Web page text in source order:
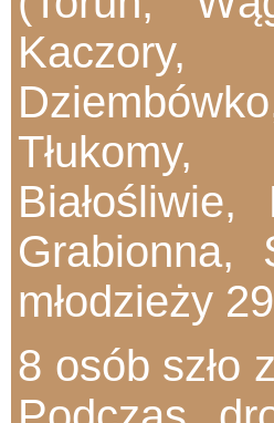
Kaczory,
młodzieży
8 osób szło